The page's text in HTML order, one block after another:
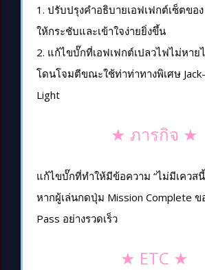
1. ปรับปรุงคำอธิบายเอฟเฟกต์เซ็ตขอ
ให้กระชับและเข้าใจง่ายยิ่งขึ้น
2. แก้ไขบั๊กที่เอฟเฟกต์เปลวไฟไม่หาย
โดนโจมตีขณะใช้ท่าท่าทางพิเศษ
Light
★ ภารกิจ ★
แก้ไขบั๊กที่ทำให้มีข้อความ “ไม่มีเควส
หากผู้เล่นกดปุ่ม Mission Complete ข
Pass อย่างรวดเร็ว
★ ETC ★